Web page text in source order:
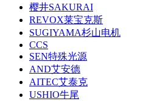
樱井SAKURAI
REVOX莱宝克斯
SUGIYAMA杉山电机
CCS
SEN特殊光源
AND艾安德
AITEC艾泰克
USHIO牛尾